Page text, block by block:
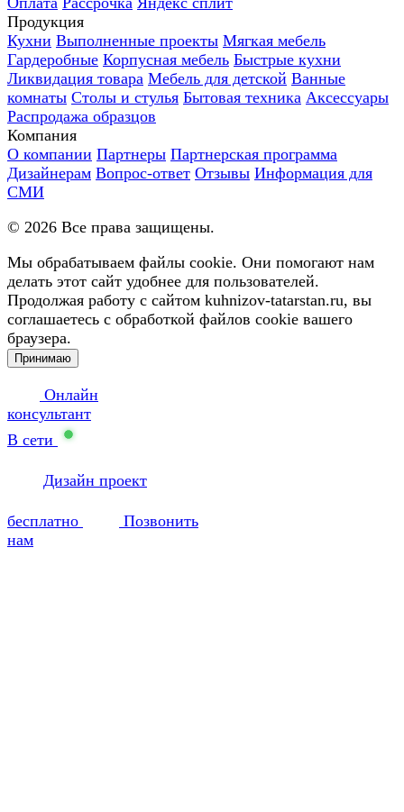
Продукция
Кухни Выполненные проекты Мягкая мебель
Гардеробные Корпусная мебель Быстрые кухни
Ликвидация товара Мебель для детской Ванные
комнаты Столы и стулья Бытовая техника Аксессуары
Распродажа образцов
Компания
О компании Партнеры Партнерская программа
Дизайнерам Вопрос-ответ Отзывы Информация для
СМИ
© 2026 Все права защищены.
Мы обрабатываем файлы cookie. Они помогают нам
делать этот сайт удобнее для пользователей.
Продолжая работу с сайтом kuhnizov-tatarstan.ru, вы
соглашаетесь с обработкой файлов cookie вашего
браузера.
Принимаю
Онлайн
консультант
В сети
Дизайн проект
бесплатно
Позвонить
нам